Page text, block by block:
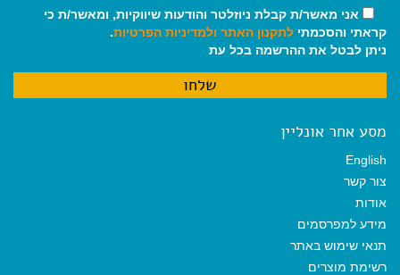
אני מאשר/ת קבלת ניוזלטר והודעות שיווקיות, ומאשר/ת כי
קראתי והסכמתי לתקנון האתר ולמדיניות הפרטיות.
ניתן לבטל את ההרשמה בכל עת
מסע אחר אונליין
English
צור קשר
אודות
מידע למפרסמים
תנאי שימוש באתר
רשימת מוצרים